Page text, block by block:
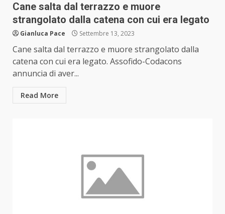
Cane salta dal terrazzo e muore
strangolato dalla catena con cui era legato
Gianluca Pace Settembre 13, 2023
Cane salta dal terrazzo e muore strangolato dalla
catena con cui era legato. Assofido-Codacons
annuncia di aver...
Read More